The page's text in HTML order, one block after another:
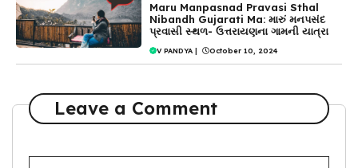
Maru Manpasnad Pravasi Sthal
Nibandh Gujarati Ma: મારું મનપસંદ
પ્રવાસી સ્થળ- ઉત્તરાયણના ગામની યાત્રા
V PANDYA | October 10, 2024
Leave a Comment